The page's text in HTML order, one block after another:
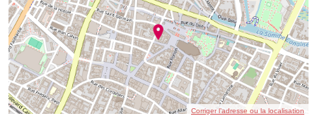
Corriger l’adresse ou la localisation